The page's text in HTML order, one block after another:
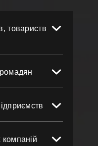
товариств
компаній